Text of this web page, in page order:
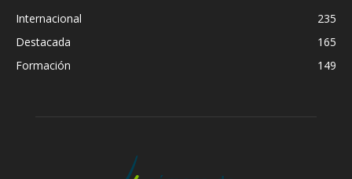
Internacional
235
Destacada
165
Formación
149